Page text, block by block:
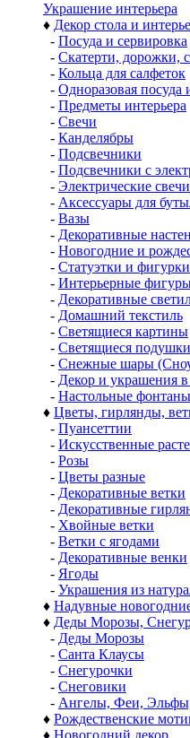
Украшение интерьера
♦ Декор стола и
- Посуда и сервировка
- Скатерти, дорожки,
- Кольца для салфеток
- Одноразовая посуда
- Предметы интерьера
- Свечи
- Канделябры
- Подсвечники
- Подсвечники с
- Электрические свечи
- Аксессуары для
- Вазы
- Декоративные
- Новогодние и
- Статуэтки и
- Интерьерные
- Декоративные
- Домашний текстиль
- Светящиеся картины
- Светящиеся подушки
- Снежные шары
- Декор и украшения
- Настольные фонтаны
♦ Цветы, гирлянды,
- Пуансеттии
- Искусственные
- Розы
- Цветы разные
- Декоративные ветки
- Декоративные
- Хвойные ветки
- Ветки с ягодами
- Декоративные венки
- Ягоды
- Украшения из
♦ Надувные
♦ Деды Морозы,
- Деды Морозы
- Санта Клаусы
- Снегурочки
- Снеговики
- Ангелы, Феи,
♦ Рождественские
♦ Новогодний декор